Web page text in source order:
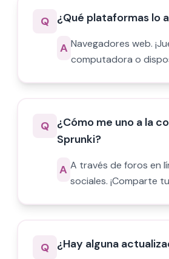
Q ¿Qué plataformas lo
A Navegadores web.
computadora o
Q ¿Cómo me uno a la
Sprunki?
A A través de foros en
sociales. ¡Comparte
Q ¿Hay alguna